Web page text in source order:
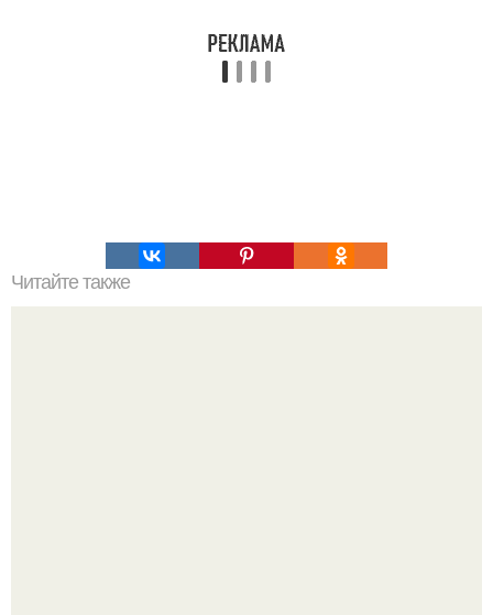
Читайте также